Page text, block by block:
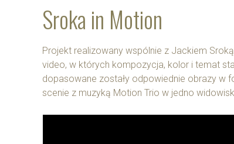
Sroka in Motion
Projekt realizowany wspólnie z Jackiem
video, w których kompozycja, kolor i temat
dopasowane zostały odpowiednie obrazy w
scenie z muzyką Motion Trio w jedno